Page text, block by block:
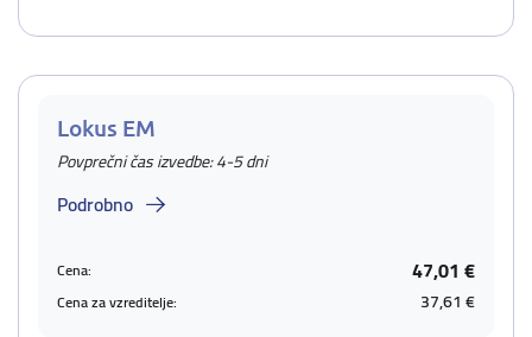
Lokus EM
Povprečni čas izvedbe: 4-5 dni
Podrobno
Cena: 47,01 €
Cena za vzreditelje: 37,61 €